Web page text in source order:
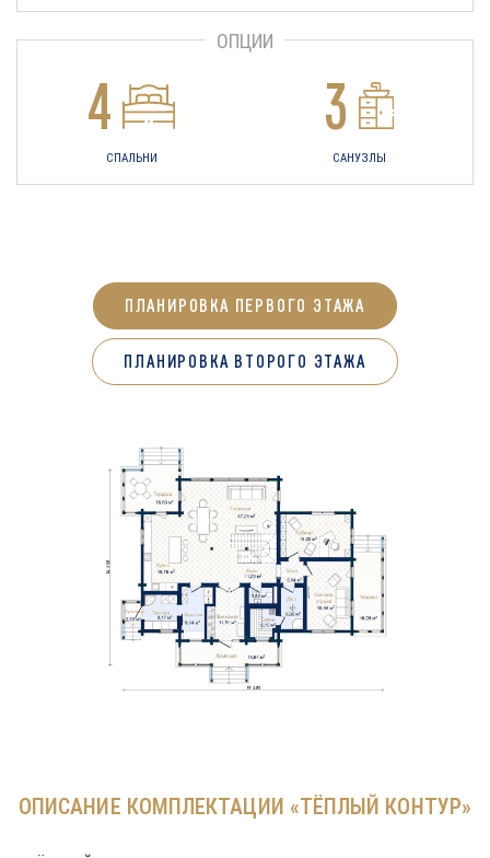
ОПЦИИ
4
СПАЛЬНИ
3
САНУЗЛЫ
ПЛАНИРОВКА ПЕРВОГО ЭТАЖА
ПЛАНИРОВКА ВТОРОГО ЭТАЖА
ОПИСАНИЕ КОМПЛЕКТАЦИИ «ТЁПЛЫЙ КОНТУР»